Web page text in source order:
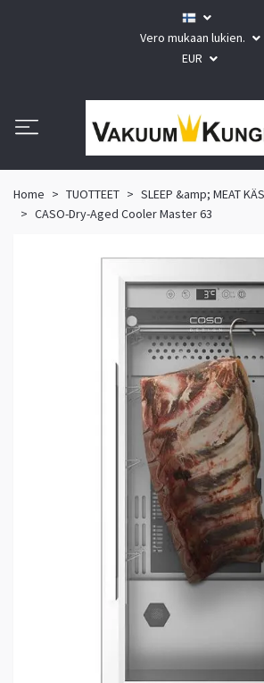
Vero mukaan lukien.
EUR
Home TUOTTEET SLEEP &amp; MEAT
CASO-Dry-Aged Cooler Master 63